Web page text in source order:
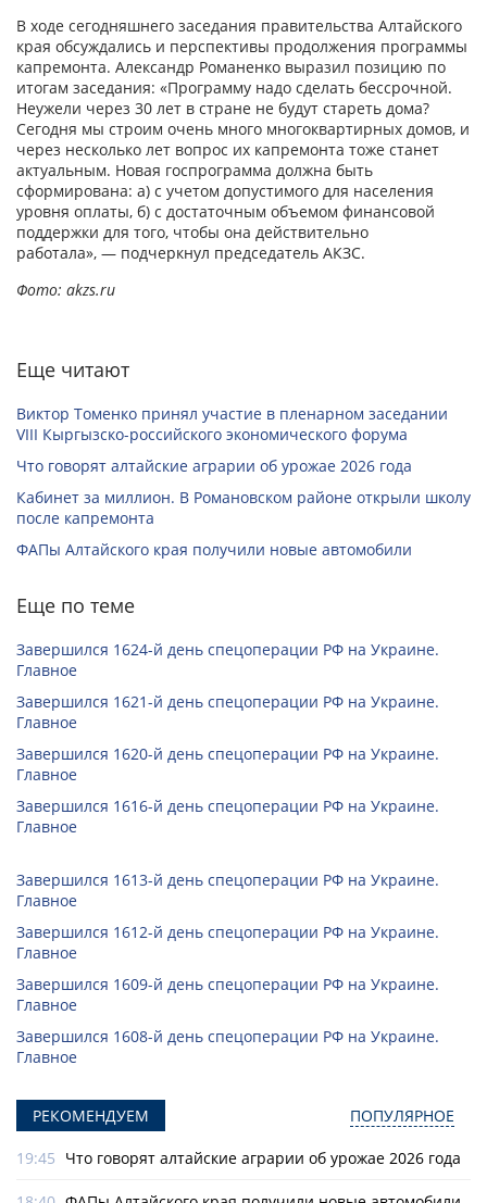
В ходе сегодняшнего заседания правительства Алтайского
края обсуждались и перспективы продолжения программы
капремонта. Александр Романенко выразил позицию по
итогам заседания: «Программу надо сделать бессрочной.
Неужели через 30 лет в стране не будут стареть дома?
Сегодня мы строим очень много многоквартирных домов, и
через несколько лет вопрос их капремонта тоже станет
актуальным. Новая госпрограмма должна быть
сформирована: а) с учетом допустимого для населения
уровня оплаты, б) с достаточным объемом финансовой
поддержки для того, чтобы она действительно
работала», — подчеркнул председатель АКЗС.
Фото: akzs.ru
Еще читают
Виктор Томенко принял участие в пленарном заседании
VIII Кыргызско-российского экономического форума
Что говорят алтайские аграрии об урожае 2026 года
Кабинет за миллион. В Романовском районе открыли школу
после капремонта
ФАПы Алтайского края получили новые автомобили
Еще по теме
Завершился 1624-й день спецоперации РФ на Украине.
Главное
Завершился 1621-й день спецоперации РФ на Украине.
Главное
Завершился 1620-й день спецоперации РФ на Украине.
Главное
Завершился 1616-й день спецоперации РФ на Украине.
Главное
Завершился 1613-й день спецоперации РФ на Украине.
Главное
Завершился 1612-й день спецоперации РФ на Украине.
Главное
Завершился 1609-й день спецоперации РФ на Украине.
Главное
Завершился 1608-й день спецоперации РФ на Украине.
Главное
РЕКОМЕНДУЕМ ПОПУЛЯРНОЕ
19:45 Что говорят алтайские аграрии об урожае 2026 года